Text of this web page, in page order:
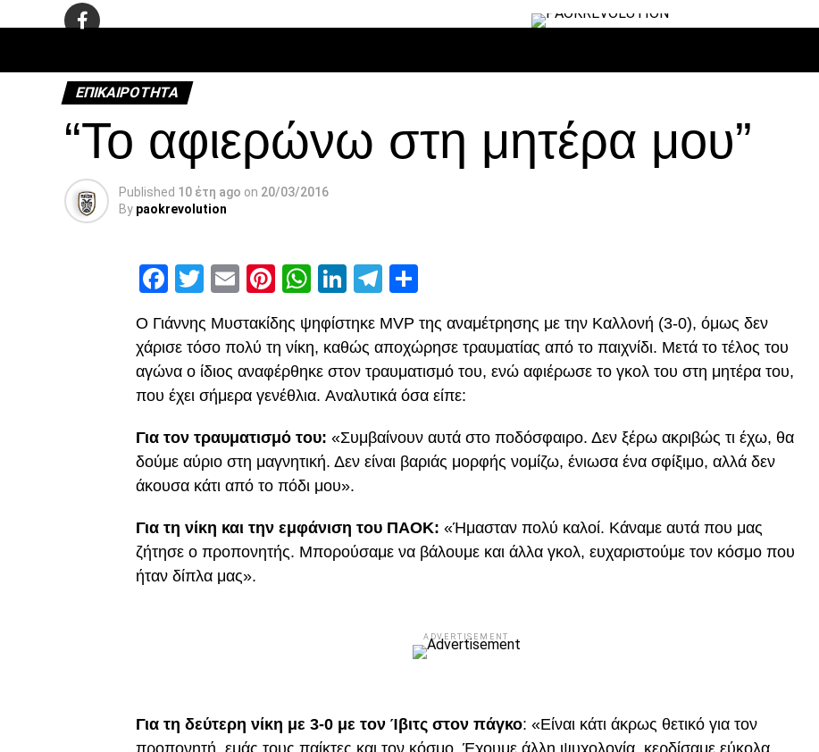
ΕΠΙΚΑΙΡΌΤΗΤΑ
“Το αφιερώνω στη μητέρα μου”
Published 10 έτη ago on 20/03/2016
By paokrevolution
Facebook
Twitter
EmailPinterest
WhatsApp
LinkedIn
Telegram
Ο Γιάννης Μυστακίδης ψηφίστηκε MVP της αναμέτρησης με την Καλλονή (3-0), όμως δεν
χάρισε τόσο πολύ τη νίκη, καθώς αποχώρησε τραυματίας από το παιχνίδι. Μετά το τέλος του
αγώνα ο ίδιος αναφέρθηκε στον τραυματισμό του, ενώ αφιέρωσε το γκολ του στη μητέρα του,
που έχει σήμερα γενέθλια. Αναλυτικά όσα είπε:
Για τον τραυματισμό του: «Συμβαίνουν αυτά στο ποδόσφαιρο. Δεν ξέρω ακριβώς τι έχω, θα
δούμε αύριο στη μαγνητική. Δεν είναι βαριάς μορφής νομίζω, ένιωσα ένα σφίξιμο, αλλά δεν
άκουσα κάτι από το πόδι μου».
Για τη νίκη και την εμφάνιση του ΠΑΟΚ: «Ήμασταν πολύ καλοί. Κάναμε αυτά που μας
ζήτησε ο προπονητής. Μπορούσαμε να βάλουμε και άλλα γκολ, ευχαριστούμε τον κόσμο που
ήταν δίπλα μας».
ADVERTISEMENT
Για τη δεύτερη νίκη με 3-0 με τον Ίβιτς στον πάγκο: «Είναι κάτι άκρως θετικό για τον
προπονητή, εμάς τους παίκτες και τον κόσμο. Έχουμε άλλη ψυχολογία, κερδίσαμε εύκολα